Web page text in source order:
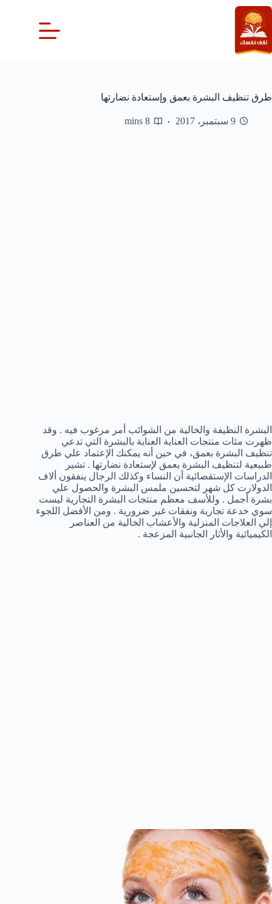
التجاوز
إلى
المحتوى
طرق تنظيف البشرة بعمق وإستعادة نضارتها
9 سبتمبر، 2017 8 mins
البشرة النظيفة والخالية من الشوائب أمر مرغوب فيه . وقد
ظهرت مئات منتجات العناية العناية بالبشرة التي تدعي
تنظيف البشرة بعمق، في حين أنه يمكنك الإعتماد علي طرق
طبيعية لتنظيف البشرة بعمق لإستعادة نضارتها . تشير
الدراسات الإستقصائية أن النساء وكذلك الرجال ينفقون ألاف
الدولارت كل شهر لتحسين ملمس البشرة والحصول علي
بشرة أجمل . وللأسف معظم منتجات البشرة التجارية ليست
سوي خدعة تجارية ونفقات غير ضرورية . ومن الأفضل اللجوء
إلي العلاجات المنزلية والأعشاب الخالية من العناصر
الكيميائية والأثار الجانبية المزعجة .